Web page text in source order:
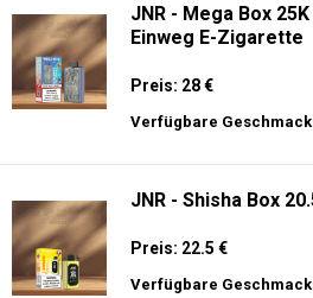
JNR - Mega Box
Einweg E-Zigarette
Preis: 28 €
Verfügbare
JNR - Shisha Box
Preis: 22.5 €
Verfügbare